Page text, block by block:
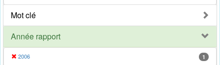
Mot clé
Année rapport
2006 1